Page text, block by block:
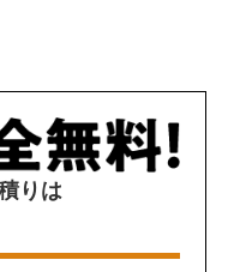
りは